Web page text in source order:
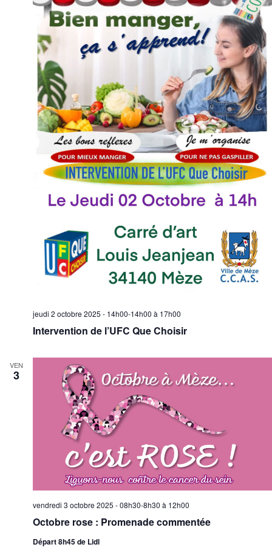
Intervention de l’UFC Que Choisir
jeudi 2 octobre 2025 - 14h00-14h00 à 17h00
VEN
3
Octobre rose : Promenade commentée
vendredi 3 octobre 2025 - 08h30-8h30 à 12h00
Départ 8h45 de Lidl